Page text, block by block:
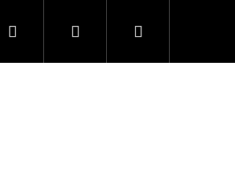
Příslušenství Dárkové
Hledat PřihlášeníNákupní